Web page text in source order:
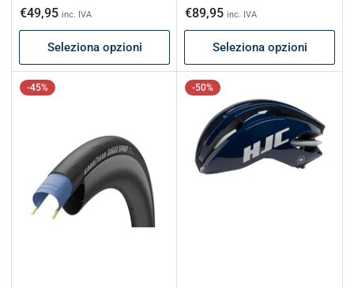
di
listino
scontato
€49,95 inc. IVA
Seleziona opzioni
di
listino
scontato
€89,95 inc. IVA
Seleziona opzioni
-45% -50%